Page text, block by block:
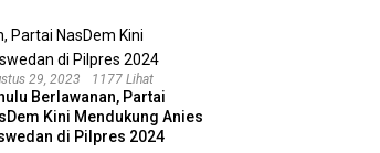
29, 2023 1177 Lihat
Berlawanan, Partai
Kini Mendukung Anies
di Pilpres 2024